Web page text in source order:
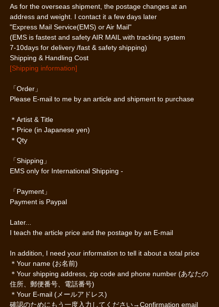
As for the overseas shipment, the postage changes at an
address and weight. I contact it a few days later
"Express Mail Service(EMS) or Air Mail"
(EMS is fastest and safety AIR MAIL with tracking system
7-10days for delivery /fast & safety shipping)
Shipping & Handling Cost
[Shipping information]
「Order」
Please E-mail to me by an article and shipment to purchase
＊Artist & Title
＊Price (in Japanese yen)
＊Qty
「Shipping」
EMS only for International Shipping -
「Payment」
Payment is Paypal
Later...
I teach the article price and the postage by an E-mail
In addition, I need your information to tell it about a total price
＊Your name (お名前)
＊Your shipping address, zip code and phone number (あなたの
住所、郵便番号、電話番号)
＊Your E-mail (メールアドレス)
確認のためにもう一度入力してください→Confirmation email